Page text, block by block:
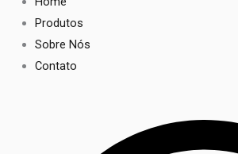
Produtos
Sobre Nós
Contato